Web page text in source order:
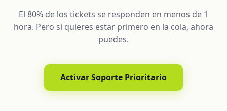
El 80% de los tickets se responden en menos de 1
hora. Pero si quieres estar primero en la cola, ahora
puedes.
Activar Soporte Prioritario